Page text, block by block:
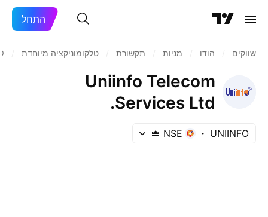
התחל
שווקים הודו‏ מניות‏ תקשורת טלקומוניקציה מיוחדת
Uniinfo Telecom
Services Ltd.
UNIINFO
NSE